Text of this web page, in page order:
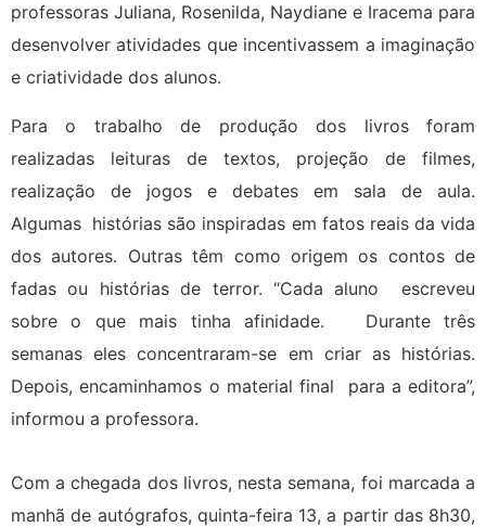
professoras Juliana, Rosenilda, Naydiane e Iracema para
desenvolver atividades que incentivassem a imaginação
e criatividade dos alunos.
Para o trabalho de produção dos livros foram
realizadas leituras de textos, projeção de filmes,
realização de jogos e debates em sala de aula.
Algumas histórias são inspiradas em fatos reais da vida
dos autores. Outras têm como origem os contos de
fadas ou histórias de terror. “Cada aluno escreveu
sobre o que mais tinha afinidade. Durante três
semanas eles concentraram-se em criar as histórias.
Depois, encaminhamos o material final para a editora”,
informou a professora.
Com a chegada dos livros, nesta semana, foi marcada a
manhã de autógrafos, quinta-feira 13, a partir das 8h30,